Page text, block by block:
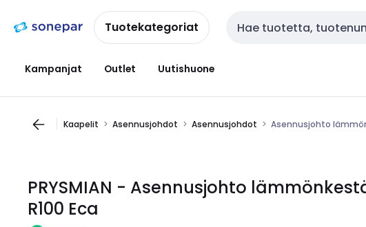
navigointiinsisältöönTuotekategoriat Haku
Kampanjat Outlet Uutishuone
Kaapelit Asennusjohdot Asennusjohdot Asennusjohto
PRYSMIAN - Asennusjohto
R100 Eca